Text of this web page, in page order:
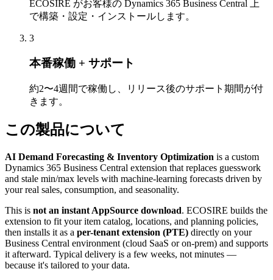
ECOSIRE がお客様の Dynamics 365 Business Central 上
で構築・設定・インストールします。
3
本番稼働 + サポート
約2〜4週間で稼働し、リリース後のサポート期間が付
きます。
この製品について
AI Demand Forecasting & Inventory Optimization is a custom
Dynamics 365 Business Central extension that replaces guesswork
and stale min/max levels with machine-learning forecasts driven by
your real sales, consumption, and seasonality.
This is not an instant AppSource download. ECOSIRE builds the
extension to fit your item catalog, locations, and planning policies,
then installs it as a per-tenant extension (PTE) directly on your
Business Central environment (cloud SaaS or on-prem) and supports
it afterward. Typical delivery is a few weeks, not minutes —
because it's tailored to your data.